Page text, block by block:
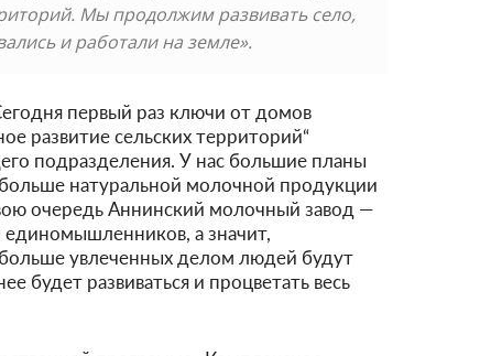
Мы продолжим развивать село,
и работали на земле».
первый раз ключи от домов
развитие сельских территорий“
подразделения. У нас большие планы
натуральной молочной продукции
очередь Аннинский молочный завод —
а значит,
увлеченных делом людей будут
будет развиваться и процветать весь